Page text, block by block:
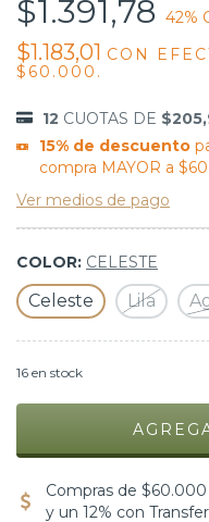
$1.391,78 42%
$1.183,01 CON
$60.000.
12 CUOTAS DE
15% de descuento
compra MAYOR a
Ver medios de pago
COLOR: CELESTE
Celeste Lila
16 en stock
Compras de
y un 12% con